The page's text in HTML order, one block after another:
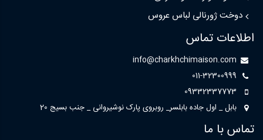
دوخت ژورنالی لباس عروس
اطلاعات تماس
info@charkhchimaison.com
011-32300999
09332337773
بابل _ اول جاده بابلسر_ روبروی پارک نوشیروانی _ جنب بسیج 20
تماس با ما